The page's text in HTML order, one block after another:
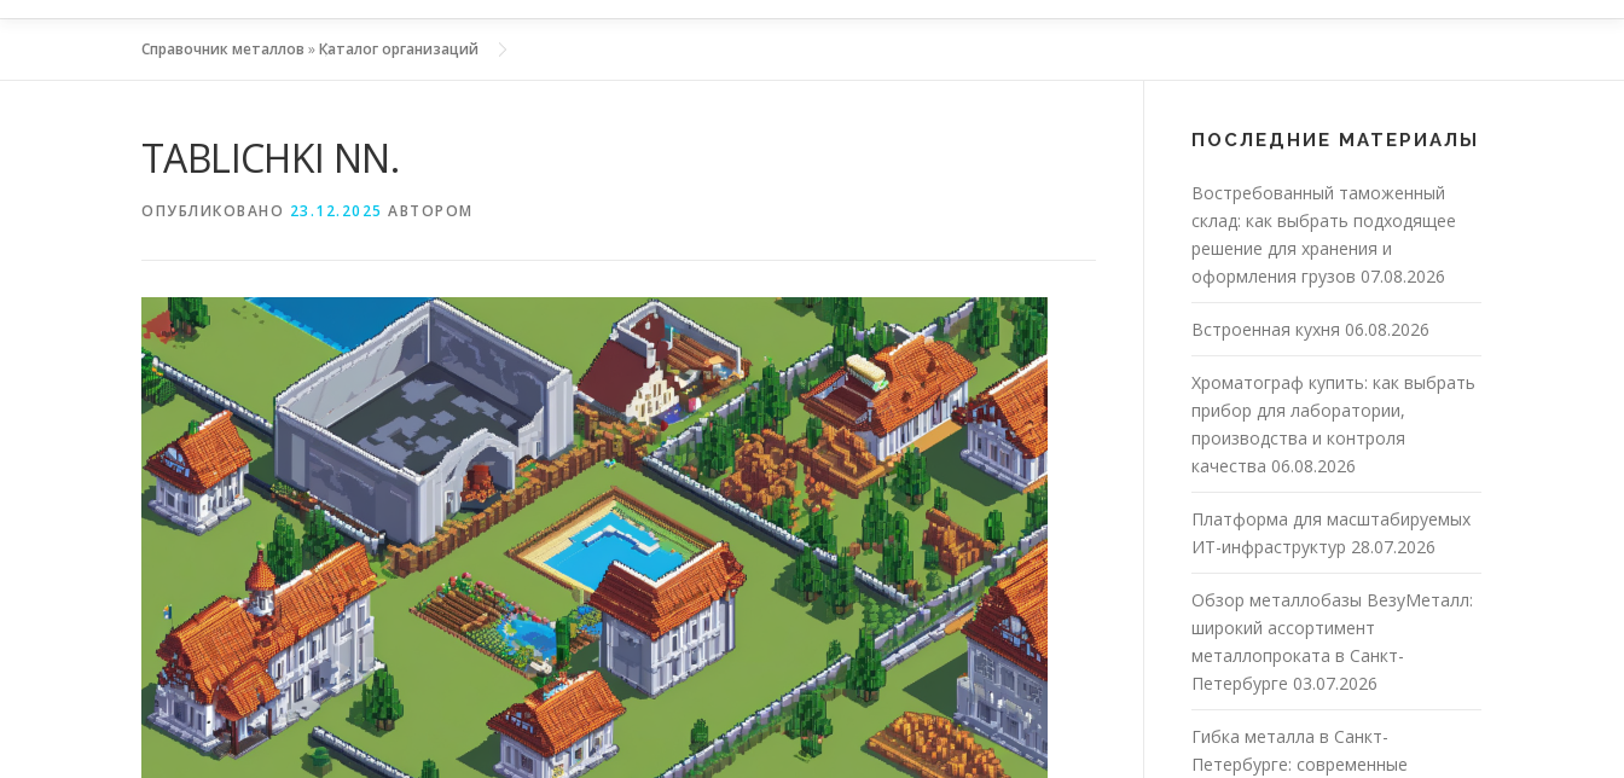
Справочник металлов »Каталог организаций
TABLICHKI NN.
ОПУБЛИКОВАНО 23.12.2025 АВТОРОМ
ПОСЛЕДНИЕ МАТЕРИАЛЫ
Востребованный таможенный
склад: как выбрать подходящее
решение для хранения и
оформления грузов 07.08.2026
Встроенная кухня 06.08.2026
Хроматограф купить: как выбрать
прибор для лаборатории,
производства и контроля
качества 06.08.2026
Платформа для масштабируемых
ИТ-инфраструктур 28.07.2026
Обзор металлобазы ВезуМеталл:
широкий ассортимент
металлопроката в Санкт-
Петербурге 03.07.2026
Гибка металла в Санкт-
Петербурге: современные